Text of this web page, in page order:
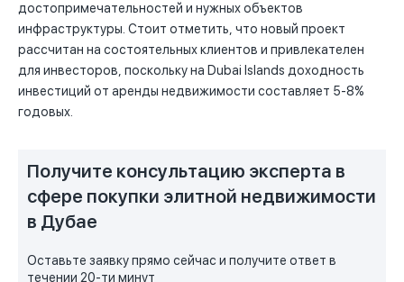
достопримечательностей и нужных объектов
инфраструктуры. Стоит отметить, что новый проект
рассчитан на состоятельных клиентов и привлекателен
для инвесторов, поскольку на Dubai Islands доходность
инвестиций от аренды недвижимости составляет 5-8%
годовых.
Получите консультацию эксперта в
сфере покупки элитной недвижимости
в Дубае
Оставьте заявку прямо сейчас и получите ответ в
течении 20-ти минут